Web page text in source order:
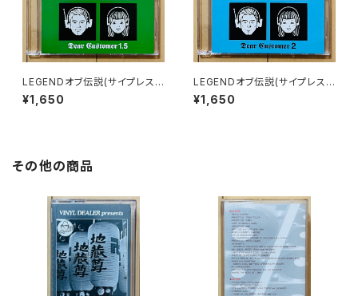
LEGENDオブ伝説(サイプレス
上野) / DEAR CUSTOMER 1.
5
¥1,650
LEGENDオブ伝説(サイプレス
上野) / DEAR CUSTOMER 2
¥1,650
その他の商品